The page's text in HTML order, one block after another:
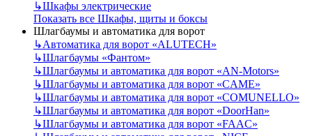
↳Шкафы электрические
Показать все Шкафы, щиты и боксы
Шлагбаумы и автоматика для ворот
↳Автоматика для ворот «ALUTECH»
↳Шлагбаумы «Фантом»
↳Шлагбаумы и автоматика для ворот «AN-Motors»
↳Шлагбаумы и автоматика для ворот «CAME»
↳Шлагбаумы и автоматика для ворот «COMUNELLO»
↳Шлагбаумы и автоматика для ворот «DoorHan»
↳Шлагбаумы и автоматика для ворот «FAAC»